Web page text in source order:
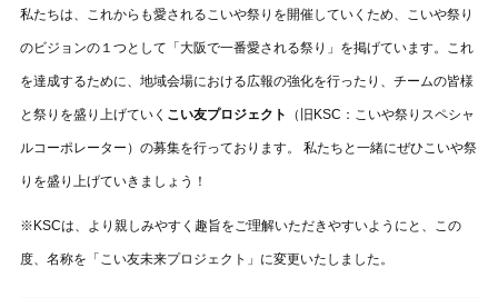
私たちは、これからも愛されるこいや祭りを開催していくため、こいや祭り
のビジョンの１つとして「大阪で一番愛される祭り」を掲げています。これ
を達成するために、地域会場における広報の強化を行ったり、チームの皆様
と祭りを盛り上げていく こい友プロジェクト （旧KSC：こいや祭りスペシャ
ルコーポレーター）の募集を行っております。 私たちと一緒にぜひこいや祭
りを盛り上げていきましょう！
※KSCは、より親しみやすく趣旨をご理解いただきやすいようにと、この
度、名称を「こい友未来プロジェクト」に変更いたしました。